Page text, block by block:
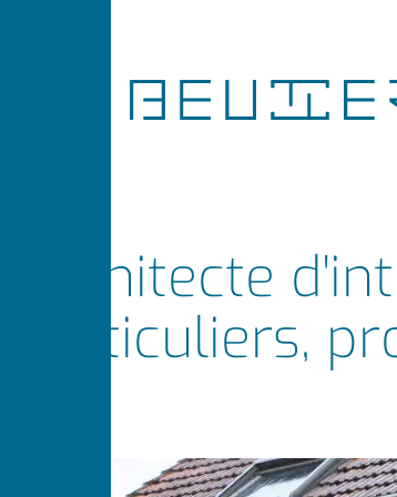
Architecte
particuliers,